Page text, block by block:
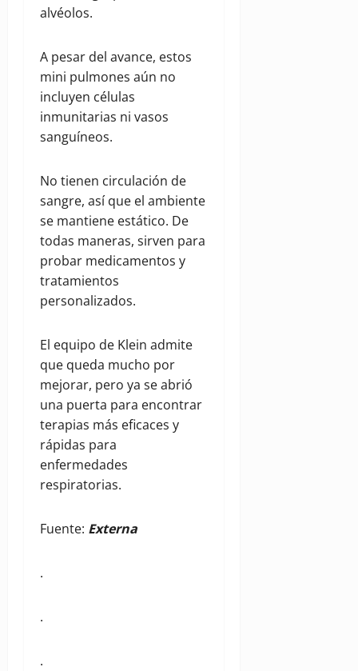
alvéolos.
A pesar del avance, estos
mini pulmones aún no
incluyen células
inmunitarias ni vasos
sanguíneos.
No tienen circulación de
sangre, así que el ambiente
se mantiene estático. De
todas maneras, sirven para
probar medicamentos y
tratamientos
personalizados.
El equipo de Klein admite
que queda mucho por
mejorar, pero ya se abrió
una puerta para encontrar
terapias más eficaces y
rápidas para
enfermedades
respiratorias.
Fuente: Externa
.
.
.